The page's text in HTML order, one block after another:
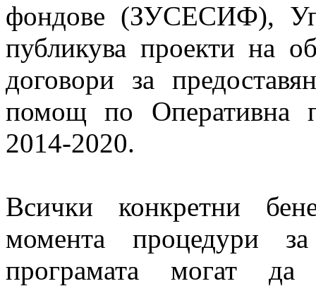
фондове (ЗУСЕСИФ),
публикува проекти на
договори за
помощ по Оперативна
2014-2020.
Всички конкретни
момента процедури
програмата могат да